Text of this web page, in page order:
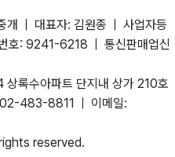
개 | 대표자: 김원종 | 사업자등
: 9241-6218 | 통신판매업신
록수아파트 단지내 상가 210호
483-8811 | 이메일:
reserved.